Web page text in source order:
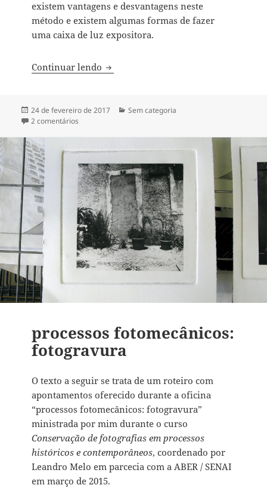
existem vantagens e desvantagens neste
método e existem algumas formas de fazer
uma caixa de luz expositora.
Continuar lendo Caixa de luz ultravioleta
Publicado
em
24 de fevereiro de 2017 Categorias
Sem categoria
2 comentários
processos fotomecânicos:
fotogravura
O texto a seguir se trata de um roteiro com
apontamentos oferecido durante a oficina
“processos fotomecânicos: fotogravura”
ministrada por mim durante o curso
Conservação de fotografias em processos
históricos e contemporâneos, coordenado por
Leandro Melo em parcecia com a ABER / SENAI
em março de 2015.